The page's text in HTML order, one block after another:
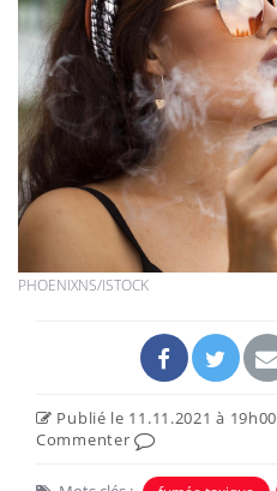
PHOENIXNS/ISTOCK
Publié le 11.11.2021 à 19h00
Commenter